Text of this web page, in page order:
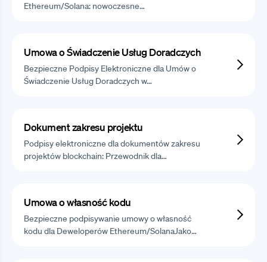
Ethereum/Solana: nowoczesne…
Umowa o Świadczenie Usług Doradczych
Bezpieczne Podpisy Elektroniczne dla Umów o
Świadczenie Usług Doradczych w…
Dokument zakresu projektu
Podpisy elektroniczne dla dokumentów zakresu
projektów blockchain: Przewodnik dla…
Umowa o własność kodu
Bezpieczne podpisywanie umowy o własność
kodu dla Deweloperów Ethereum/SolanaJako…